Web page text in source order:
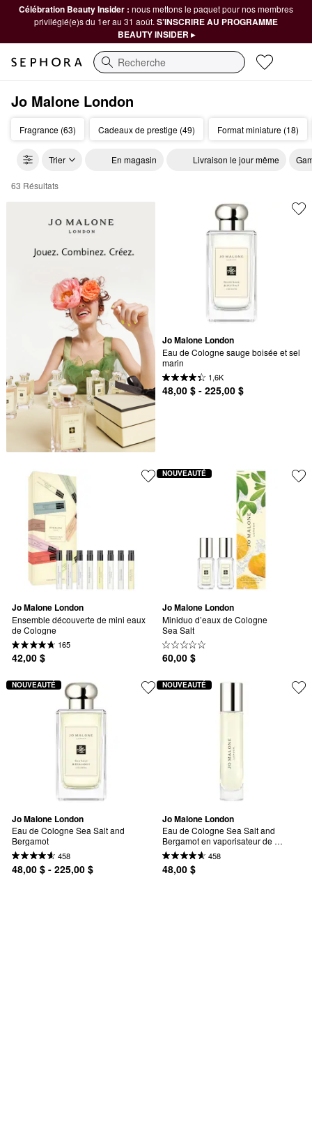
Célébration Beauty Insider : nous mettons le paquet pour nos membres
privilégié(e)s du 1er au 31 août. S’INSCRIRE AU PROGRAMME
BEAUTY INSIDER ▸
Recherche
Jo Malone London
Fragrance (63) Cadeaux de prestige (49) Format miniature (18)
Trier En magasin Livraison le jour même
Jo Malone London
63 Résultats
Jo Malone London
Eau de Cologne sauge boisée et sel
marin
1,6K
48,00 $ - 225,00 $
Jo Malone London
Ensemble découverte de mini eaux
de Cologne
165
42,00 $
Jo Malone London
Miniduo d’eaux de Cologne
Sea Salt
60,00 $
NOUVEAUTÉ
Jo Malone London
Eau de Cologne Sea Salt and
Bergamot
458
48,00 $ - 225,00 $
NOUVEAUTÉ
Jo Malone London
Eau de Cologne Sea Salt and
Bergamot en vaporisateur de
voyage
458
48,00 $
NOUVEAUTÉ